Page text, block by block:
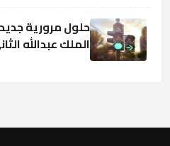
حلول مرورية
الملك عبدالله